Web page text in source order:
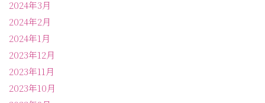
2024年3月
2024年2月
2024年1月
2023年12月
2023年11月
2023年10月